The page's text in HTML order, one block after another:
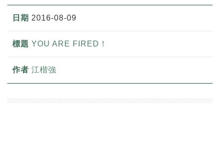
2016-08-09
YOU ARE FIRED！
江楷強